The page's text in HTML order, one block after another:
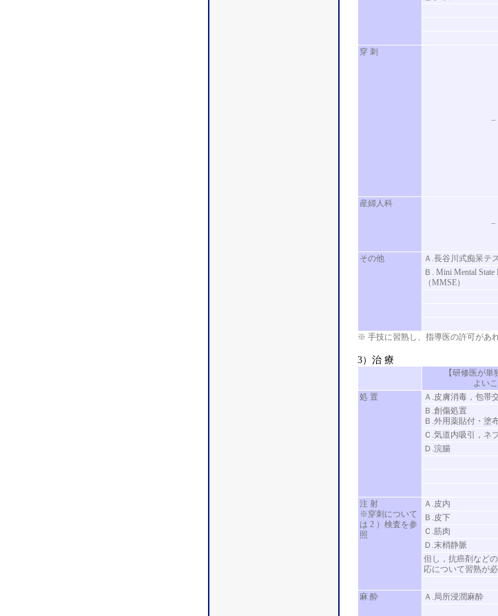
穿 刺
−
産婦人科
−
その他 Ａ.長谷川式痴呆テ
Ｂ. Mini Mental State
（MMSE）
※ 手技に習熟し、指導医の許可があ
3）治 療
【研修医が
よいこ
処 置
Ａ.皮膚消毒，包帯
Ｂ.創傷処置
Ｂ.外用薬貼付・塗
Ｃ.気道内吸引，ネ
Ｄ.浣腸
注 射
※穿刺について
は 2 ）検査を参
照
Ａ.皮内
Ｂ.皮下
Ｃ.筋肉
Ｄ.末梢静脈
但し，抗癌剤など
応について習熟が必
麻 酔 Ａ.局所浸潤麻酔